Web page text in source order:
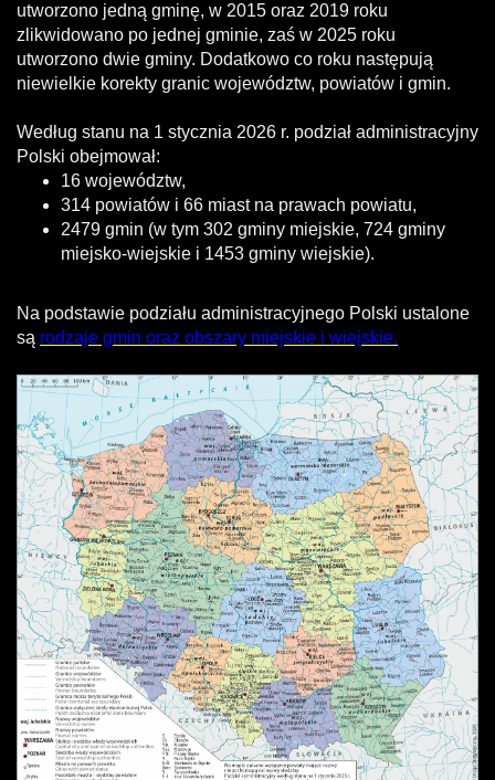
utworzono jedną gminę, w 2015 oraz 2019 roku
zlikwidowano po jednej gminie, zaś w 2025 roku
utworzono dwie gminy. Dodatkowo co roku następują
niewielkie korekty granic województw, powiatów i gmin.
Według stanu na 1 stycznia 2026 r. podział administracyjny
Polski obejmował:
16 województw,
314 powiatów i 66 miast na prawach powiatu,
2479 gmin (w tym 302 gminy miejskie, 724 gminy
miejsko-wiejskie i 1453 gminy wiejskie).
Na podstawie podziału administracyjnego Polski ustalone
są rodzaje gmin oraz obszary miejskie i wiejskie.